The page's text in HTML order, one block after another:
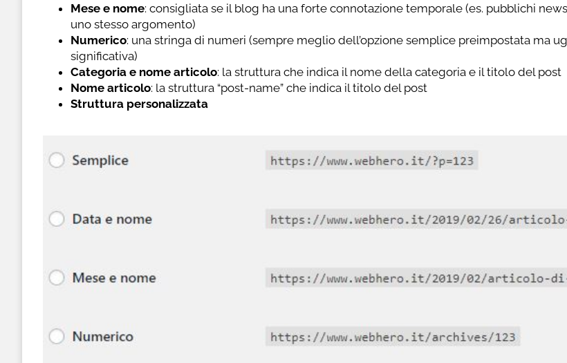
Mese e nome: consigliata se il blog ha una forte connotazione temporale (es. pubblichi
uno stesso argomento)
Numerico: una stringa di numeri (sempre meglio dell’opzione semplice preimpostata ma
significativa)
Categoria e nome articolo: la struttura che indica il nome della categoria e il titolo del post
Nome articolo: la struttura “post-name” che indica il titolo del post
Struttura personalizzata